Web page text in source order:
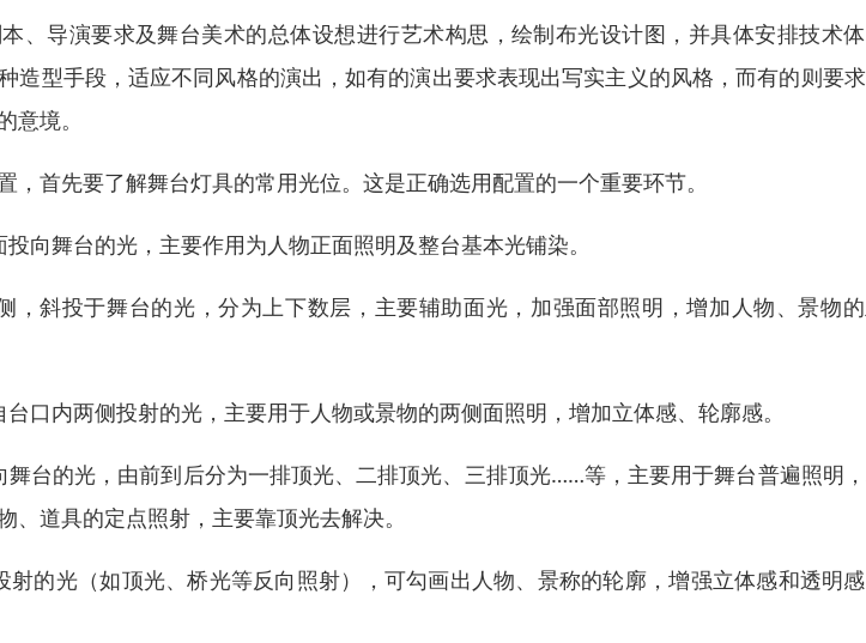
、导演要求及舞台美术的总体设想进行艺术构思，绘制布光设计图，并具体安排技术
造型手段，适应不同风格的演出，如有的演出要求表现出写实主义的风格，而有的则要
意境。
，首先要了解舞台灯具的常用光位。这是正确选用配置的一个重要环节。
向舞台的光，主要作用为人物正面照明及整台基本光铺染。
，斜投于舞台的光，分为上下数层，主要辅助面光，加强面部照明，增加人物、景物
口内两侧投射的光，主要用于人物或景物的两侧面照明，增加立体感、轮廓感。
舞台的光，由前到后分为一排顶光、二排顶光、三排顶光……等，主要用于舞台普遍照明
、道具的定点照射，主要靠顶光去解决。
射的光（如顶光、桥光等反向照射），可勾画出人物、景称的轮廓，增强立体感和透明